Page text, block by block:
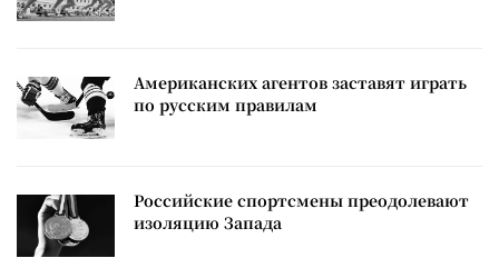
Американских агентов заставят играть
по русским правилам
Российские спортсмены преодолевают
изоляцию Запада